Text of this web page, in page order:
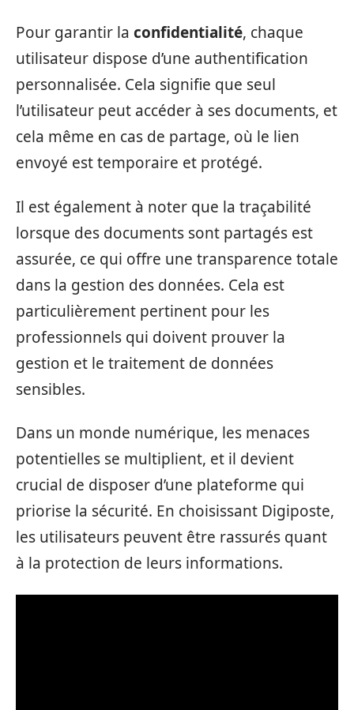
Pour garantir la confidentialité, chaque
utilisateur dispose d’une authentification
personnalisée. Cela signifie que seul
l’utilisateur peut accéder à ses documents, et
cela même en cas de partage, où le lien
envoyé est temporaire et protégé.
Il est également à noter que la traçabilité
lorsque des documents sont partagés est
assurée, ce qui offre une transparence totale
dans la gestion des données. Cela est
particulièrement pertinent pour les
professionnels qui doivent prouver la
gestion et le traitement de données
sensibles.
Dans un monde numérique, les menaces
potentielles se multiplient, et il devient
crucial de disposer d’une plateforme qui
priorise la sécurité. En choisissant Digiposte,
les utilisateurs peuvent être rassurés quant
à la protection de leurs informations.